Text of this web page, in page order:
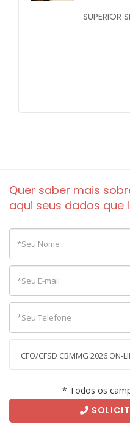
SUPERIOR
Quer saber mais
aqui seus dados que
CFO/CFSD CBMMG 2026 ON-
* Todos os